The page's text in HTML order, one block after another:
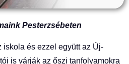
Pesterzsébeten
iskola és ezzel együtt az Új-
is várják az őszi tanfolyamokra